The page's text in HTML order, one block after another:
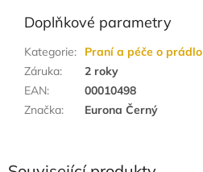
Doplňkové parametry
Kategorie:
Praní a péče o prádlo
Záruka:
2 roky
EAN:
00010498
Značka: Eurona Černý